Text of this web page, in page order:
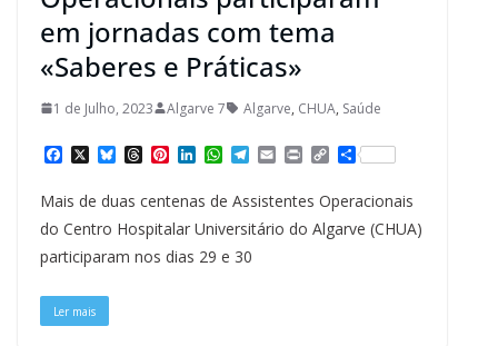
em jornadas com tema
«Saberes e Práticas»
1 de Julho, 2023 Algarve 7 Algarve, CHUA, Saúde
a
c
e
b
o
o
X B
e
s
k
y
T
h
e
a
d
s
P
t
e
r
e
L
k
e
d
I
W
h
t
s
A
p
T
e
e
g
r
a
E
m
i
l
P
n
t
C
o
y
L
i
S
h
r
e
Mais de duas centenas de Assistentes Operacionais
do Centro Hospitalar Universitário do Algarve (CHUA)
participaram nos dias 29 e 30
Ler mais